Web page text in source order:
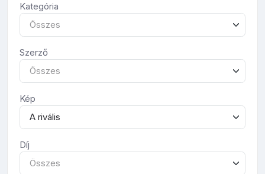
Kategória
Összes
Szerző
Összes
Kép
A rivális
Díj
Összes